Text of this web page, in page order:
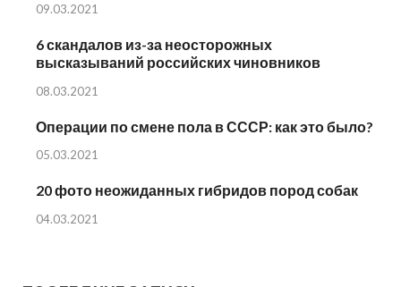
09.03.2021
6 скандалов из-за неосторожных
высказываний российских чиновников
08.03.2021
Операции по смене пола в СССР: как это было?
05.03.2021
20 фото неожиданных гибридов пород собак
04.03.2021